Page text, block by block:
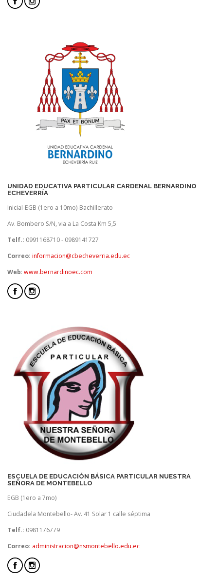
UNIDAD EDUCATIVA PARTICULAR CARDENAL BERNARDINO
ECHEVERRÍA
Inicial-EGB (1ero a 10mo)-Bachillerato
Av. Bombero S/N, via a La Costa Km 5,5
Telf.: 0991168710 - 0989141727
Correo: informacion@cbecheverria.edu.ec
Web: www.bernardinoec.com
ESCUELA DE EDUCACIÓN BÁSICA PARTICULAR NUESTRA
SEÑORA DE MONTEBELLO
EGB (1ero a 7mo)
Ciudadela Montebello- Av. 41 Solar 1 calle séptima
Telf.: 0981176779
Correo: administracion@nsmontebello.edu.ec